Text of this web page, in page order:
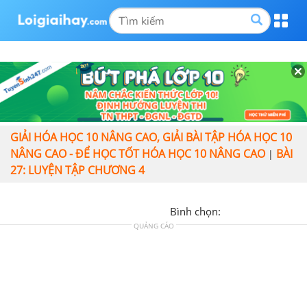
GIẢI HÓA HỌC 10 NÂNG CAO, GIẢI BÀI TẬP HÓA HỌC 10
NÂNG CAO - ĐỂ HỌC TỐT HÓA HỌC 10 NÂNG CAO| BÀI
27: LUYỆN TẬP CHƯƠNG 4
Bình chọn:
QUẢNG CÁO